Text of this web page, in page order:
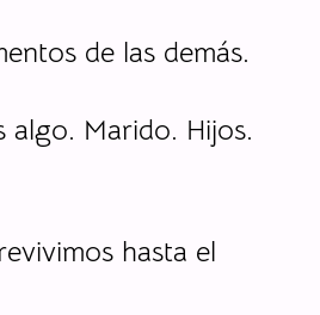
de las demás.
algo. Marido. Hijos.
hasta el